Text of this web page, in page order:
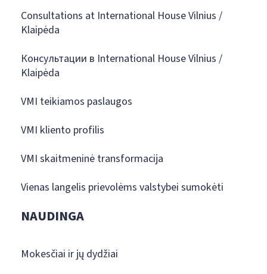
Consultations at International House Vilnius /
Klaipėda
Консультации в International House Vilnius /
Klaipėda
VMI teikiamos paslaugos
VMI kliento profilis
VMI skaitmeninė transformacija
Vienas langelis prievolėms valstybei sumokėti
NAUDINGA
Mokesčiai ir jų dydžiai